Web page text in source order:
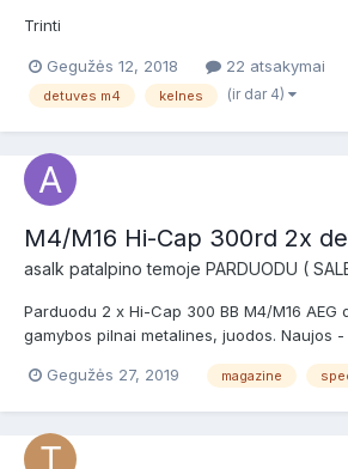
Trinti
Gegužės 12, 2018 22 atsakymai
detuves m4 kelnes (ir dar 4)
M4/M16 Hi-Cap 300rd 2x
asalk patalpino temoje PARDUODU (
Parduodu 2 x Hi-Cap 300 BB M4/M16 AEG
gamybos pilnai metalines, juodos. Naujos
m4-m16-300rd-2x-detuves-41356175.html
Gegužės 27, 2019 magazine